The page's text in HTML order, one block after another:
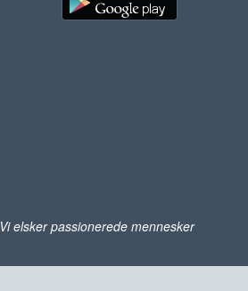
Vi elsker passionerede mennesker